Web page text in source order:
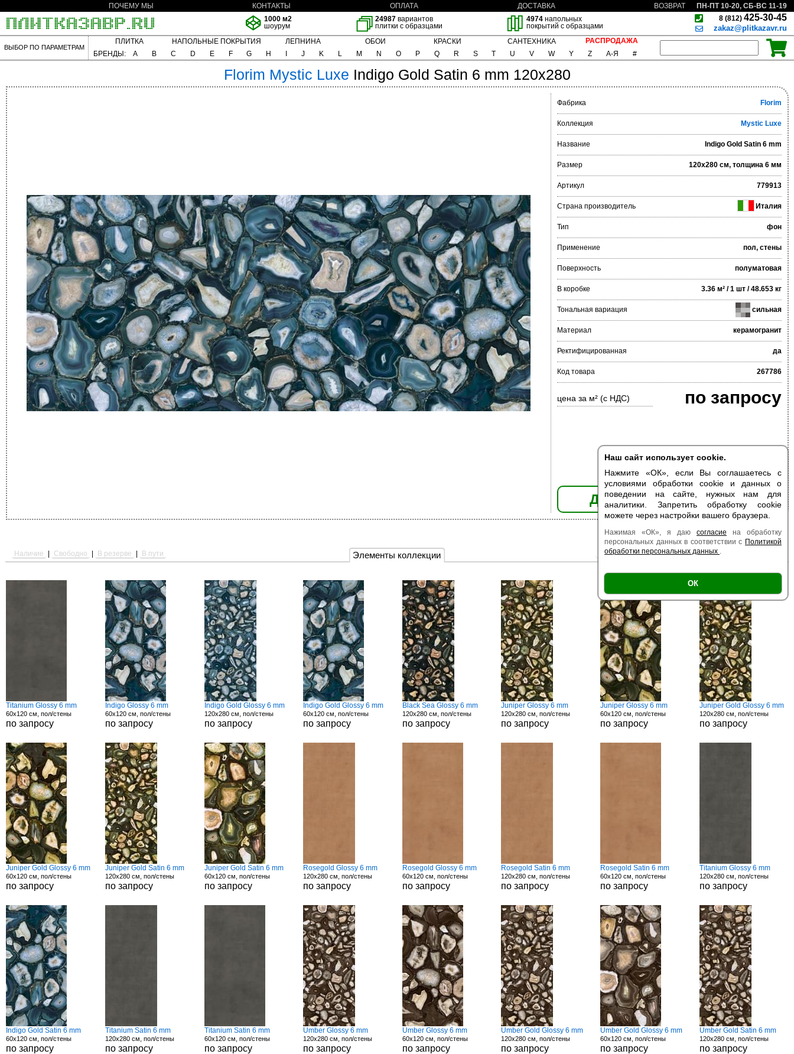
Наш сайт использует cookie.
Нажмите «ОК», если Вы соглашаетесь с
условиями обработки cookie и данных о
поведении на сайте, нужных нам для
аналитики. Запретить обработку cookie
можете через настройки вашего браузера.
Нажимая «ОК», я даю согласие на обработку
персональных данных в соответствии с Политикой
обработки персональных данных .
ОК
ПОЧЕМУ МЫ КОНТАКТЫ ОПЛАТА ДОСТАВКА ВОЗВРАТ
ПН-ПТ 10-20, СБ-ВС 11-19
1000 м2
шоурум
24987 вариантов
плитки с образцами
4974напольных
покрытий с образцами
8 (812) 425-30-45
zakaz@plitkazavr.ru
ВЫБОР ПО ПАРАМЕТРАМ
ПЛИТКА НАПОЛЬНЫЕ ПОКРЫТИЯ ЛЕПНИНА ОБОИ КРАСКИ САНТЕХНИКА
РАСПРОДАЖА
БРЕНДЫ:
A B C D E F G H J K L M N O P Q R S T U V W Y Z А-Я #
Florim Mystic Luxe Indigo Gold Satin 6 mm 120x280
Фабрика Florim
Коллекция Mystic Luxe
Название Indigo Gold Satin 6 mm
Размер 120x280 см, толщина 6 мм
Артикул 779913
Страна производитель Италия
Тип фон
Применение пол, стены
Поверхность полуматовая
В коробке 3.36 м² / 1 шт / 48.653 кг
Тональная вариация сильная
Материал керамогранит
Ректифицированная да
Код товара 267786
цена за м² (с НДС) по запросу
ДОБАВИТЬ В КОРЗИНУ
Элементы коллекции
Наличие Свободно В резерве В пути Есть образец | Поверхность |
Titanium Glossy 6 mm
60x120 см, пол/стены
по запросу
Indigo Glossy 6 mm
60x120 см, пол/стены
по запросу
Indigo Gold Glossy 6 mm
120x280 см, пол/стены
по запросу
Indigo Gold Glossy 6 mm
60x120 см, пол/стены
по запросу
Black Sea Glossy 6 mm
120x280 см, пол/стены
по запросу
Juniper Glossy 6 mm
120x280 см, пол/стены
по запросу
Juniper Glossy 6 mm
60x120 см, пол/стены
по запросу
Juniper Gold Glossy 6 mm
120x280 см, пол/стены
по запросу
Juniper Gold Glossy 6 mm
60x120 см, пол/стены
по запросу
Juniper Gold Satin 6 mm
120x280 см, пол/стены
по запросу
Juniper Gold Satin 6 mm
60x120 см, пол/стены
по запросу
Rosegold Glossy 6 mm
120x280 см, пол/стены
по запросу
Rosegold Glossy 6 mm
60x120 см, пол/стены
по запросу
Rosegold Satin 6 mm
120x280 см, пол/стены
по запросу
Rosegold Satin 6 mm
60x120 см, пол/стены
по запросу
Titanium Glossy 6 mm
120x280 см, пол/стены
по запросу
Indigo Gold Satin 6 mm
60x120 см, пол/стены
по запросу
Titanium Satin 6 mm
120x280 см, пол/стены
по запросу
Titanium Satin 6 mm
60x120 см, пол/стены
по запросу
Umber Glossy 6 mm
120x280 см, пол/стены
по запросу
Umber Glossy 6 mm
60x120 см, пол/стены
по запросу
Umber Gold Glossy 6 mm
120x280 см, пол/стены
по запросу
Umber Gold Glossy 6 mm
60x120 см, пол/стены
по запросу
Umber Gold Satin 6 mm
120x280 см, пол/стены
по запросу